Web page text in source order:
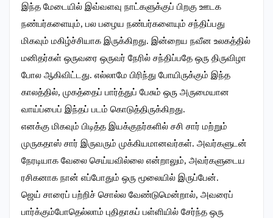
இந்த மேடையில் இவ்வளவு நாட்களுக்குப் பிறகு ஊடக
நண்பர்களையும், பல பழைய நண்பர்களையும் சந்திப்பது
மிகவும் மகிழ்ச்சியாக இருக்கிறது. இன்றைய நவீன உலகத்தில்
மனிதர்கள் ஒருவரை ஒருவர் நேரில் சந்திப்பதே ஒரு திருவிழா
போல ஆகிவிட்டது. எல்லாமே பிரிந்து போயிருக்கும் இந்த
காலத்தில், முகத்தைப் பார்த்துப் பேசும் ஒரு அருமையான
வாய்ப்பைப் இந்தப் படம் கொடுத்திருக்கிறது.
எனக்கு மிகவும் பிடித்த இயக்குநர்களில் சசி சார் மற்றும்
முருகதாஸ் சார் இருவரும் முக்கியமானவர்கள். அவர்களுடன்
நேரடியாக வேலை செய்யவில்லை என்றாலும், அவர்களுடைய
ரசிகனாக நான் எப்போதும் ஒரு மூலையில் இருப்பேன்.
ஜெய் சாரைப் பற்றிச் சொல்ல வேண்டுமென்றால், அவரைப்
பார்க்கும்போதெல்லாம் புதிதாகப் பள்ளியில் சேர்ந்த ஒரு